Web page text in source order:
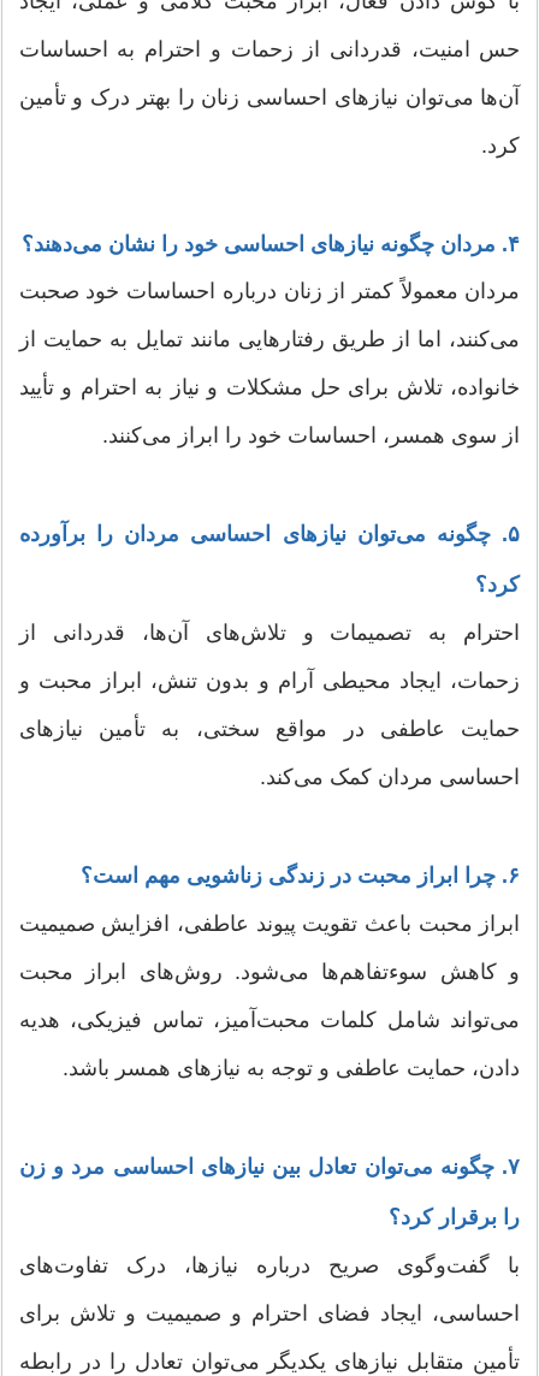
حس امنیت، قدردانی از زحمات و احترام به احساسات
آن‌ها می‌توان نیازهای احساسی زنان را بهتر درک و تأمین
کرد.
۴. مردان چگونه نیازهای احساسی خود را نشان می‌دهند؟
مردان معمولاً کمتر از زنان درباره احساسات خود صحبت
می‌کنند، اما از طریق رفتارهایی مانند تمایل به حمایت از
خانواده، تلاش برای حل مشکلات و نیاز به احترام و تأیید
از سوی همسر، احساسات خود را ابراز می‌کنند.
۵. چگونه می‌توان نیازهای احساسی مردان را برآورده
کرد؟
احترام به تصمیمات و تلاش‌های آن‌ها، قدردانی از
زحمات، ایجاد محیطی آرام و بدون تنش، ابراز محبت و
حمایت عاطفی در مواقع سختی، به تأمین نیازهای
احساسی مردان کمک می‌کند.
۶. چرا ابراز محبت در زندگی زناشویی مهم است؟
ابراز محبت باعث تقویت پیوند عاطفی، افزایش صمیمیت
و کاهش سوءتفاهم‌ها می‌شود. روش‌های ابراز محبت
می‌تواند شامل کلمات محبت‌آمیز، تماس فیزیکی، هدیه
دادن، حمایت عاطفی و توجه به نیازهای همسر باشد.
۷. چگونه می‌توان تعادل بین نیازهای احساسی مرد و زن
را برقرار کرد؟
با گفت‌وگوی صریح درباره نیازها، درک تفاوت‌های
احساسی، ایجاد فضای احترام و صمیمیت و تلاش برای
تأمین متقابل نیازهای یکدیگر می‌توان تعادل را در رابطه